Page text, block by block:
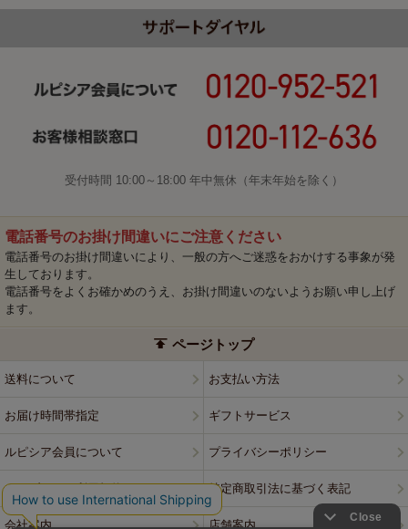
受付時間 10:00～18:00 年中無休（年末年始を除く）
電話番号のお掛け間違いにご注意ください
電話番号のお掛け間違いにより、一般の方へご迷惑をおかけする事象が発
生しております。
電話番号をよくお確かめのうえ、お掛け間違いのないようお願い申し上げ
ます。
ページトップ
送料について お支払い方法
お届け時間帯指定 ギフトサービス
ルピシア会員について プライバシーポリシー
ウェブサイト利用規約 特定商取引法に基づく表記
会社案内 店舗案内